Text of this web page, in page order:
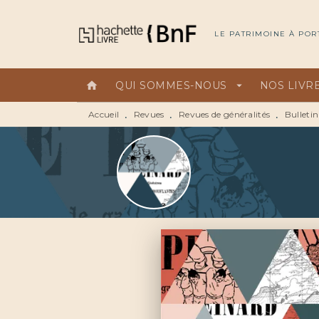
MENU RECHERCHE
LE PATRIMOINE À
home QUI SOMMES-NOUS arrow_drop_down NOS
Accueil • Revues • Revues de généralités •